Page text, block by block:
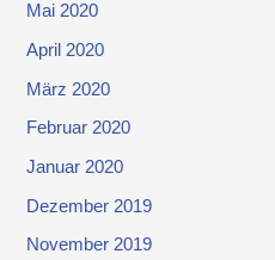
Mai 2020
April 2020
März 2020
Februar 2020
Januar 2020
Dezember 2019
November 2019